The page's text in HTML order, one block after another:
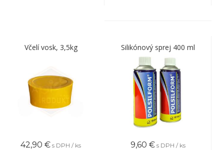
Včelí vosk, 3,5kg
42,90 € s DPH / ks
Silikónový sprej 400 ml
9,60 € s DPH / ks